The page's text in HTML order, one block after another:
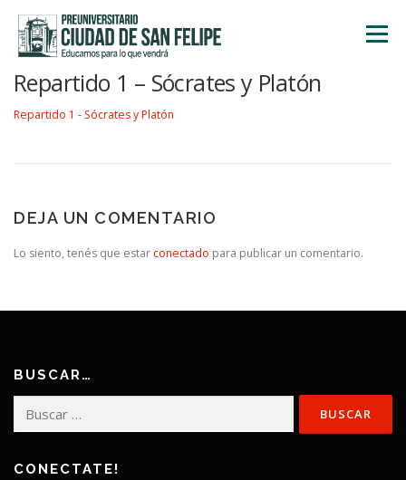
contenido
Menú
Repartido 1 – Sócrates y Platón
Repartido 1 - Sócrates y Platón
DEJA UN COMENTARIO
Lo siento, tenés que estar conectado para publicar un comentario.
BUSCAR…
CONECTATE!